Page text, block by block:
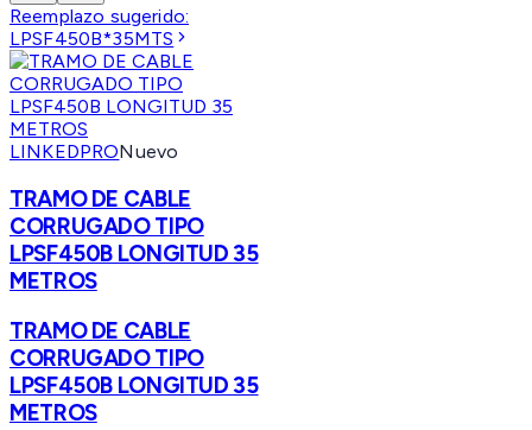
Reemplazo sugerido:
LPSF450B*35MTS
LINKEDPRONuevo
TRAMO DE CABLE
CORRUGADO TIPO
LPSF450B LONGITUD 35
METROS
TRAMO DE CABLE
CORRUGADO TIPO
LPSF450B LONGITUD 35
METROS